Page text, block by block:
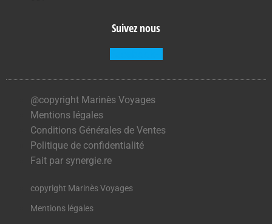
Suivez nous
@copyright Marinès Voyages
Mentions légales
Conditions Générales de Ventes
Politique de confidentialité
Fait par synergie.re
copyright Marinès Voyages
Mentions légales